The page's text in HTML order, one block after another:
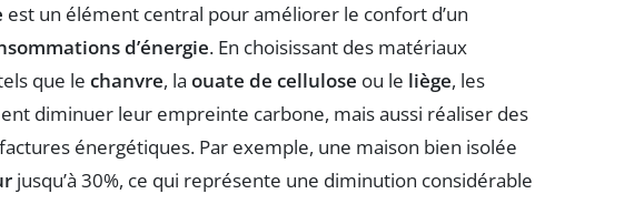
est un élément central pour améliorer le confort d’un
d’énergie. En choisissant des matériaux
que le chanvre, la ouate de cellulose ou le liège, les
diminuer leur empreinte carbone, mais aussi réaliser des
énergétiques. Par exemple, une maison bien isolée
jusqu’à 30%, ce qui représente une diminution considérable